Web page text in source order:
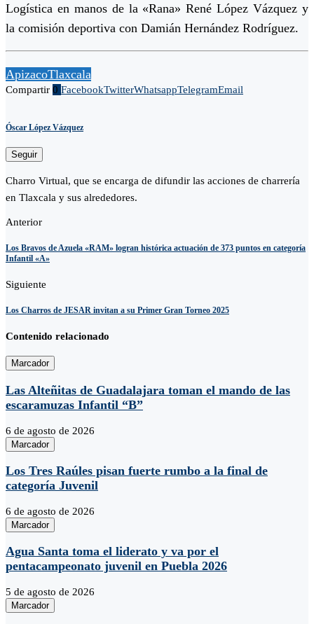
Logística en manos de la «Rana» René López Vázquez y
la comisión deportiva con Damián Hernández Rodríguez.
ApizacoTlaxcala
Compartir 0 FacebookTwitterWhatsappTelegramEmail
Óscar López Vázquez
Seguir
Charro Virtual, que se encarga de difundir las acciones de charrería
en Tlaxcala y sus alrededores.
Anterior
Los Bravos de Azuela «RAM» logran histórica actuación de 373 puntos en categoría
Infantil «A»
Siguiente
Los Charros de JESAR invitan a su Primer Gran Torneo 2025
Contenido relacionado
Marcador
Las Alteñitas de Guadalajara toman el mando de las
escaramuzas Infantil “B”
6 de agosto de 2026
Marcador
Los Tres Raúles pisan fuerte rumbo a la final de
categoría Juvenil
6 de agosto de 2026
Marcador
Agua Santa toma el liderato y va por el
pentacampeonato juvenil en Puebla 2026
5 de agosto de 2026
Marcador